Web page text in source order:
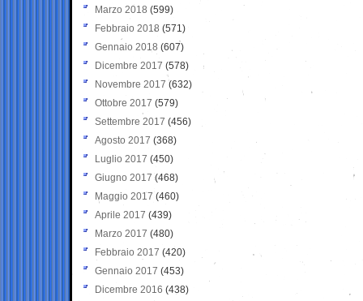
Marzo 2018 (599)
Febbraio 2018 (571)
Gennaio 2018 (607)
Dicembre 2017 (578)
Novembre 2017 (632)
Ottobre 2017 (579)
Settembre 2017 (456)
Agosto 2017 (368)
Luglio 2017 (450)
Giugno 2017 (468)
Maggio 2017 (460)
Aprile 2017 (439)
Marzo 2017 (480)
Febbraio 2017 (420)
Gennaio 2017 (453)
Dicembre 2016 (438)